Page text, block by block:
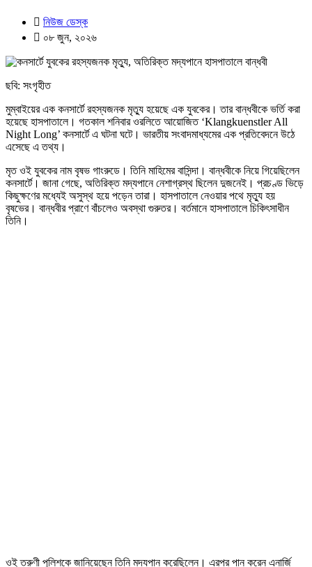
নিউজ ডেস্ক
০৮ জুন, ২০২৬
ছবি: সংগৃহীত
মুম্বাইয়ের এক কনসার্টে রহস্যজনক মৃত্যু হয়েছে এক যুবকের। তার বান্ধবীকে ভর্তি করা
হয়েছে হাসপাতালে। গতকাল শনিবার ওরলিতে আয়োজিত ‘Klangkuenstler All
Night Long’ কনসার্টে এ ঘটনা ঘটে। ভারতীয় সংবাদমাধ্যমের এক প্রতিবেদনে উঠে
এসেছে এ তথ্য।
মৃত ওই যুবকের নাম বৃষভ গাংরুডে। তিনি মাহিমের বাসিন্দা। বান্ধবীকে নিয়ে গিয়েছিলেন
কনসার্টে। জানা গেছে, অতিরিক্ত মদ্যপানে নেশাগ্রস্থ ছিলেন দুজনেই। প্রচণ্ড ভিড়ে
কিছুক্ষণের মধ্যেই অসুস্থ হয়ে পড়েন তারা। হাসপাতালে নেওয়ার পথে মৃত্যু হয়
বৃষভের। বান্ধবীর প্রাণে বাঁচলেও অবস্থা গুরুতর। বর্তমানে হাসপাতালে চিকিৎসাধীন
তিনি।
ওই তরুণী পুলিশকে জানিয়েছেন তিনি মদ্যপান করেছিলেন। এরপর পান করেন এনার্জি